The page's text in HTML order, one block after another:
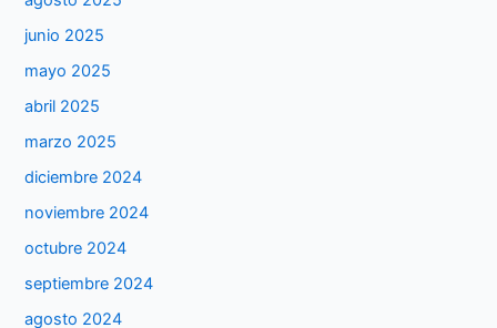
junio 2025
mayo 2025
abril 2025
marzo 2025
diciembre 2024
noviembre 2024
octubre 2024
septiembre 2024
agosto 2024